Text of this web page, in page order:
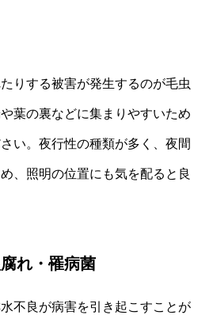
りする被害が発生するのが毛虫
葉の裏などに集まりやすいため
い。夜行性の種類が多く、夜間
、照明の位置にも気を配ると良
れ・罹病菌
不良が病害を引き起こすことが